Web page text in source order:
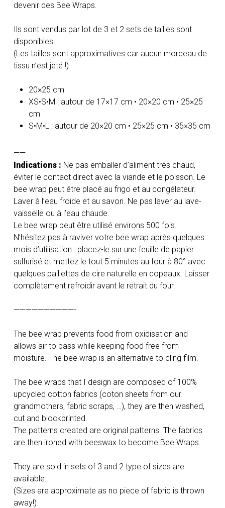
devenir des Bee Wraps.
Ils sont vendus par lot de 3 et 2 sets de tailles sont
disponibles :
(Les tailles sont approximatives car aucun morceau de
tissu n’est jeté !)
20×25 cm
XS•S•M : autour de 17×17 cm • 20×20 cm • 25×25
cm
S•M•L : autour de 20×20 cm • 25×25 cm • 35×35 cm
——
Indications : Ne pas emballer d’aliment très chaud,
éviter le contact direct avec la viande et le poisson. Le
bee wrap peut être placé au frigo et au congélateur.
Laver à l’eau froide et au savon. Ne pas laver au lave-
vaisselle ou à l’eau chaude.
Le bee wrap peut être utilisé environs 500 fois.
N’hésitez pas à raviver votre bee wrap après quelques
mois d’utilisation : placez-le sur une feuille de papier
sulfurisé et mettez le tout 5 minutes au four à 80° avec
quelques paillettes de cire naturelle en copeaux. Laisser
complètement refroidir avant le retrait du four.
——————————-
The bee wrap prevents food from oxidisation and
allows air to pass while keeping food free from
moisture. The bee wrap is an alternative to cling film.
The bee wraps that I design are composed of 100%
upcycled cotton fabrics (coton sheets from our
grandmothers, fabric scraps, …), they are then washed,
cut and blockprinted.
The patterns created are original patterns. The fabrics
are then ironed with beeswax to become Bee Wraps.
They are sold in sets of 3 and 2 type of sizes are
available:
(Sizes are approximate as no piece of fabric is thrown
away!)